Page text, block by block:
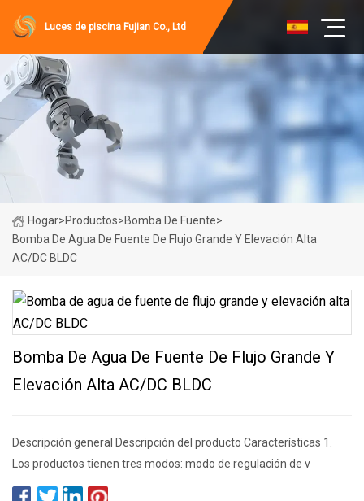
Luces de piscina Fujian Co., Ltd
Hogar>Productos>Bomba De Fuente>
Bomba De Agua De Fuente De Flujo Grande Y Elevación Alta
AC/DC BLDC
Bomba De Agua De Fuente De Flujo Grande Y
Elevación Alta AC/DC BLDC
Descripción general Descripción del producto Características 1.
Los productos tienen tres modos: modo de regulación de v